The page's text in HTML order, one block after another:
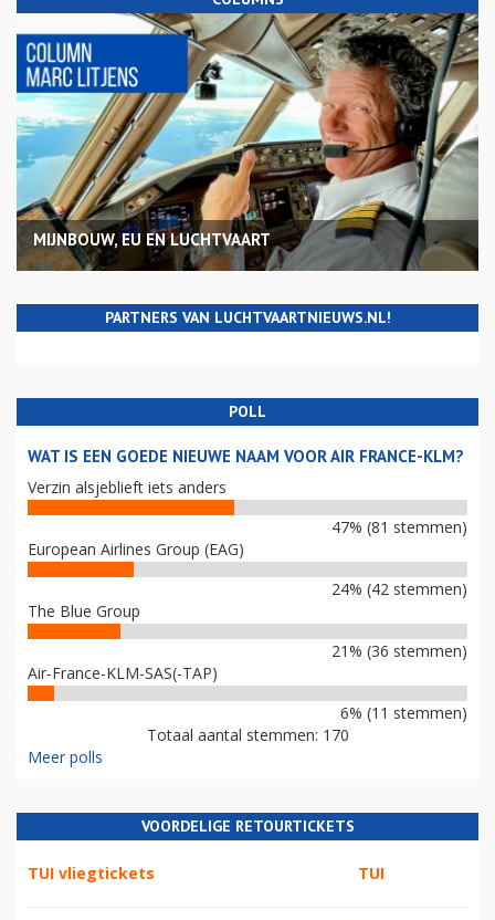
MIJNBOUW, EU EN LUCHTVAART
PARTNERS VAN LUCHTVAARTNIEUWS.NL!
POLL
WAT IS EEN GOEDE NIEUWE NAAM VOOR AIR FRANCE-KLM?
Verzin alsjeblieft iets anders
47% (81 stemmen)
European Airlines Group (EAG)
24% (42 stemmen)
The Blue Group
21% (36 stemmen)
Air-France-KLM-SAS(-TAP)
6% (11 stemmen)
Totaal aantal stemmen: 170
Meer polls
VOORDELIGE RETOURTICKETS
TUI vliegtickets TUI